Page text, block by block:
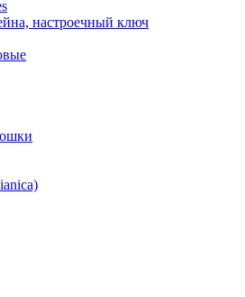
настроечный ключ